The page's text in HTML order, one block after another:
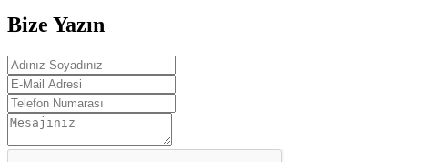
Bize Yazın